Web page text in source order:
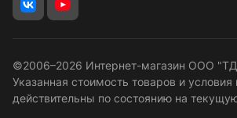
©2006–2026 Интернет-магазин ООО
Указанная стоимость товаров и условия
действительны по состоянию на